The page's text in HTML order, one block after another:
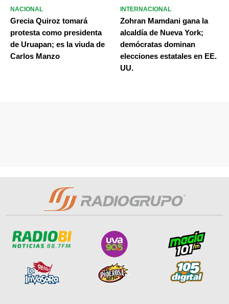
NACIONAL
Grecia Quiroz tomará
protesta como presidenta
de Uruapan; es la viuda de
Carlos Manzo
INTERNACIONAL
Zohran Mamdani gana la
alcaldía de Nueva York;
demócratas dominan
elecciones estatales en EE.
UU.